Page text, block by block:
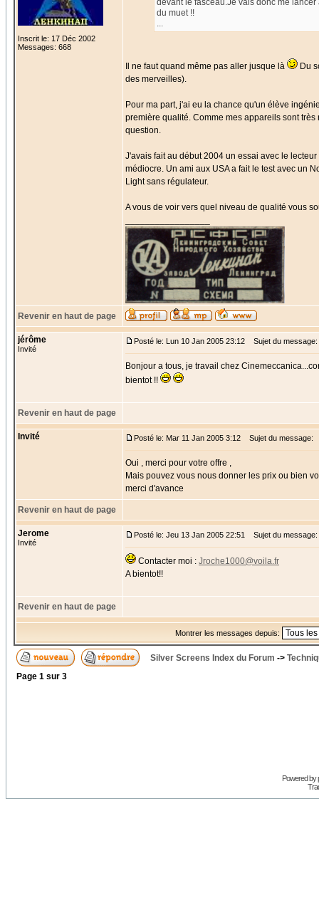
Inscrit le: 17 Déc 2002
Messages: 668
devant le fasceau.Je vais donc me
du muet !!
...
Il ne faut quand même pas aller jusque là
Du
des merveilles).
Pour ma part, j'ai eu la chance qu'un élève
première qualité. Comme mes appareils sont
question.
J'avais fait au début 2004 un essai avec le
médiocre. Un ami aux USA a fait le test avec un
Light sans régulateur.
A vous de voir vers quel niveau de qualité vous
Revenir en haut de page
jérôme
Invité
Posté le: Lun 10 Jan 2005 23:12 Sujet du message:
Bonjour a tous, je travail chez
bientot !!
Revenir en haut de page
Invité Posté le: Mar 11 Jan 2005 3:12 Sujet du message:
Oui , merci pour votre offre ,
Mais pouvez vous nous donner les prix ou bien
merci d'avance
Revenir en haut de page
Jerome
Invité
Posté le: Jeu 13 Jan 2005 22:51 Sujet du message:
Contacter moi : Jroche1000@voila.fr
A bientot!!
Revenir en haut de page
Montrer les messages depuis:
Silver Screens Index du Forum ->
Page 1 sur 3
Powered by